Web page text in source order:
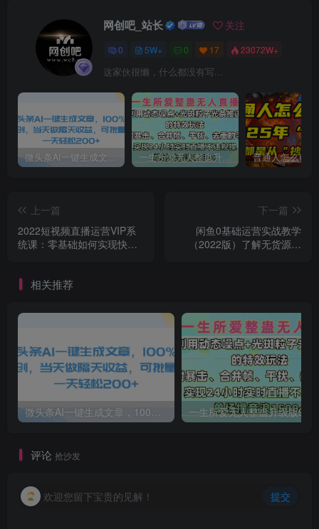
网创吧_站长 关注
0 5W+ 0 17 23072W+
这家伙很懒，什么都没有写...
微头条AI一键生成文章，100%过原创，当天做隔天收益，可批量，一天轻松200+ 一生所爱无人整蛊升级版9.0，利用动态噪点+光斑粒子光条推进的特效玩法，内附暴击、合并帧、干扰、去重的手法，实现24小时实时直播不违规操，单场日入1500+，小白也能无脑驾驭
上一篇
2022短视频直播运营VIP系
统课：零基础如何实现快速
下一篇
闲鱼0基础运营实战教学
（2022版）了解无货源模
相关推荐
评论 抢沙发
欢迎您留下宝贵的见解！ 提交